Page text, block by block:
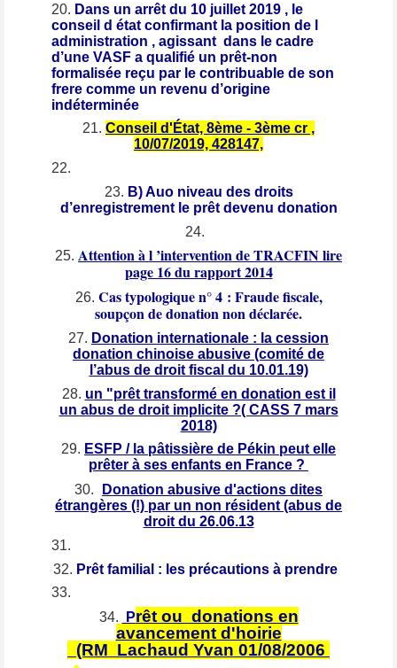
Dans un arrêt du 10 juillet 2019 , le
conseil d état confirmant la position de l
administration , agissant dans le cadre
d’une VASF a qualifié un prêt-non
formalisée reçu par le contribuable de son
frere comme un revenu d’origine
indéterminée
Conseil d'État, 8ème - 3ème cr ,
10/07/2019, 428147,
B) Auo niveau des droits
d’enregistrement le prêt devenu donation
Attention à l ’intervention de TRACFIN lire
page 16 du rapport 2014
Cas typologique n° 4: Fraude fiscale,
soupçon de donation non déclarée.
Donation internationale : la cession
donation chinoise abusive (comité de
l’abus de droit fiscal du 10.01.19)
un "prêt transformé en donation est il
un abus de droit implicite ?( CASS 7 mars
2018)
ESFP / la pâtissière de Pékin peut elle
prêter à ses enfants en France ?
Donation abusive d'actions dites
étrangères (!) par un non résident (abus de
droit du 26.06.13
Prêt familial : les précautions à prendre
Prêt ou donations en
avancement d'hoirie
(RM Lachaud Yvan 01/08/2006